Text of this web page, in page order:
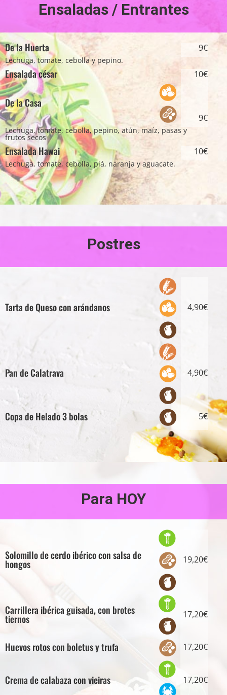
Ensaladas / Entrantes
De la Huerta 9€
Lechuga, tomate, cebolla y pepino.
Ensalada césar 10€
De la Casa
9€
Lechuga, tomate, cebolla, pepino, atún, maíz, pasas y
frutos secos
Ensalada Hawai 10€
Lechuga, tomate, cebolla, piá, naranja y aguacate.
Postres
Tarta de Queso con arándanos 4,90€
Pan de Calatrava 4,90€
Copa de Helado 3 bolas 5€
Para HOY
Solomillo de cerdo ibérico con salsa de
hongos 19,20€
Carrillera ibérica guisada, con brotes
tiernos 17,20€
Huevos rotos con boletus y trufa 17,20€
Crema de calabaza con vieiras 17,20€